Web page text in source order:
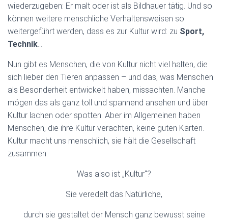
wiederzugeben: Er malt oder ist als Bildhauer tätig. Und so
können weitere menschliche Verhaltensweisen so
weitergeführt werden, dass es zur Kultur wird: zu Sport,
Technik…
Nun gibt es Menschen, die von Kultur nicht viel halten, die
sich lieber den Tieren anpassen – und das, was Menschen
als Besonderheit entwickelt haben, missachten. Manche
mögen das als ganz toll und spannend ansehen und über
Kultur lachen oder spotten. Aber im Allgemeinen haben
Menschen, die ihre Kultur verachten, keine guten Karten.
Kultur macht uns menschlich, sie hält die Gesellschaft
zusammen.
Was also ist „Kultur“?
Sie veredelt das Natürliche,
durch sie gestaltet der Mensch ganz bewusst seine